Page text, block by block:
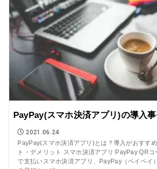
PayPay(スマホ決済アプリ)の導入
2021.06.24
PayPay(スマホ決済アプリ)とは？導入がおすす
ト・デメリット スマホ決済アプリ PayPay QRコ
で支払いスマホ決済アプリ、PayPay（ペイペイ